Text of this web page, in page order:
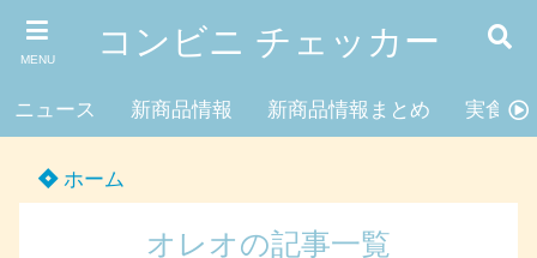
MENU コンビニ チェッカー
ニュース 新商品情報 新商品情報まとめ 実食レ
ホーム
オレオの記事一覧